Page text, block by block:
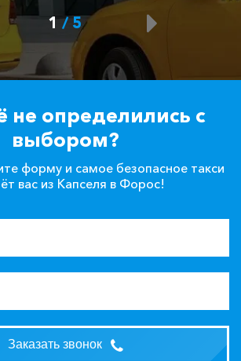
1/ 5
не определились с
выбором?
форму и самое безопасное такси
вас из Капселя в Форос!
Заказать звонок